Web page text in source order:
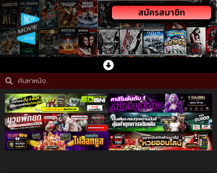
สมัครสมาชิก